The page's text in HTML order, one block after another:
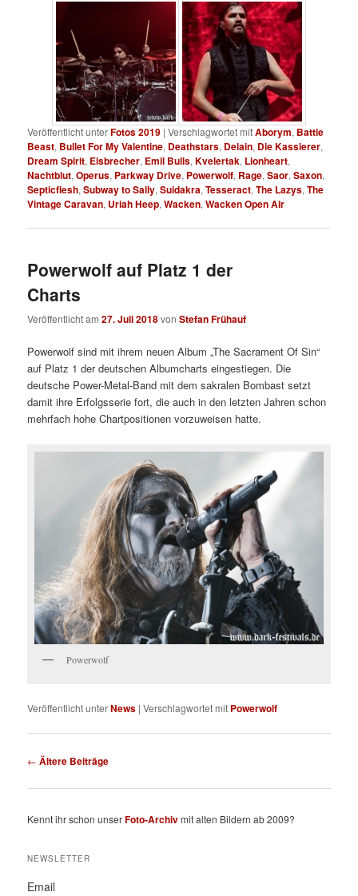
Veröffentlicht unterFotos 2019 |Verschlagwortet mitAborym, Battle
Beast, Bullet For My Valentine, Deathstars, Delain, Die Kassierer,
Dream Spirit, Eisbrecher, Emil Bulls,Kvelertak, Lionheart,
Nachtblut,Operus, Parkway Drive, Powerwolf, Rage,Saor,Saxon,
Septicflesh,Subway to Sally,Suidakra,Tesseract,The Lazys,The
Vintage Caravan, Uriah Heep,Wacken,Wacken Open Air
Powerwolf auf Platz 1 der
Charts
Veröffentlicht am27. Juli 2018vonStefan Frühauf
Powerwolf sind mit ihrem neuen Album „The Sacrament Of Sin“
auf Platz 1 der deutschen Albumcharts eingestiegen. Die
deutsche Power-Metal-Band mit dem sakralen Bombast setzt
damit ihre Erfolgsserie fort, die auch in den letzten Jahren schon
mehrfach hohe Chartpositionen vorzuweisen hatte.
Powerwolf
Veröffentlicht unterNews |Verschlagwortet mit Powerwolf
Beitragsnavigation
← Ältere Beiträge
Kennt ihr schon unserFoto-Archivmit alten Bildern ab 2009?
NEWSLETTER
Email